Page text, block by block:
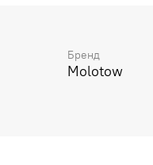
Бренд
Molotow